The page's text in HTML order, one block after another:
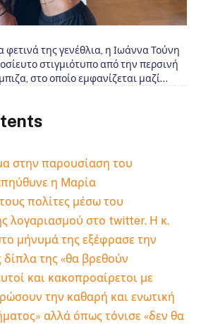
φετινά της γενέθλια, η Ιωάννα Τούνη
στιγμιότυπο από την περσινή
στο οποίο εμφανίζεται μαζί…
στην παρουσίαση του
η Μαρία
πολίτες μέσω του
λογαριασμού στο twitter. Η κ.
μήνυμά της εξέφρασε την
της «θα βρεθούν
και κακοπροαίρετοι με
την καθαρή και ενωτική
αλλά όπως τόνισε «δεν θα